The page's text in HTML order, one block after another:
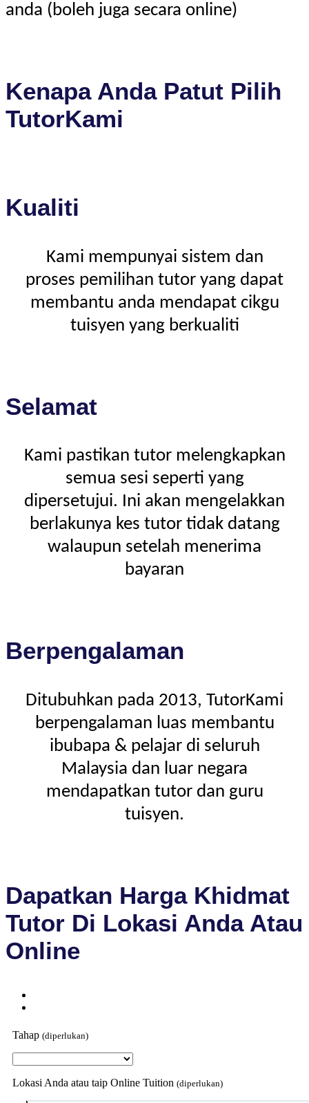
anda (boleh juga secara online)
Kenapa Anda Patut Pilih
TutorKami
Kualiti
Kami mempunyai sistem dan
proses pemilihan tutor yang dapat
membantu anda mendapat cikgu
tuisyen yang berkualiti
Selamat
Kami pastikan tutor melengkapkan
semua sesi seperti yang
dipersetujui. Ini akan mengelakkan
berlakunya kes tutor tidak datang
walaupun setelah menerima
bayaran
Berpengalaman
Ditubuhkan pada 2013, TutorKami
berpengalaman luas membantu
ibubapa & pelajar di seluruh
Malaysia dan luar negara
mendapatkan tutor dan guru
tuisyen.
Dapatkan Harga Khidmat
Tutor Di Lokasi Anda Atau
Online
Tahap (diperlukan)
Lokasi Anda atau taip Online Tuition (diperlukan)